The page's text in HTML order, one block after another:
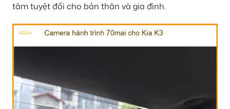
tâm tuyệt đối cho bản thân và gia đình.